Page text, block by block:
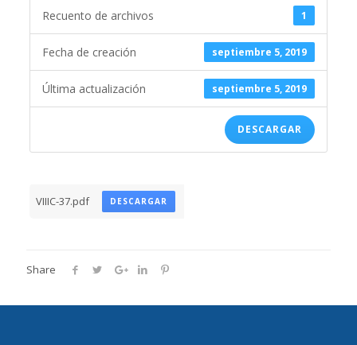
1
Recuento de archivos
septiembre 5, 2019
Fecha de creación
septiembre 5, 2019
Última actualización
DESCARGAR
VIIIC-37.pdf DESCARGAR
Share